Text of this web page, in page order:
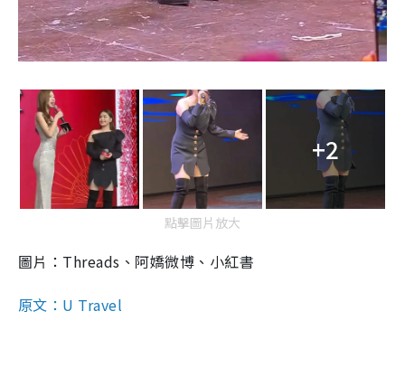
+2
點擊圖片放大
圖片：Threads、阿嬌微博、小紅書
原文：U Travel